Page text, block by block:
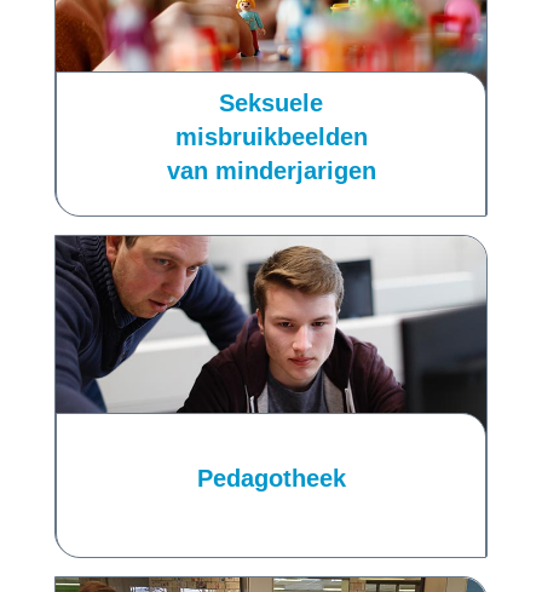
Seksuele
misbruikbeelden
van minderjarigen
Pedagotheek